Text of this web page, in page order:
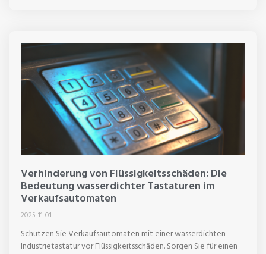
Verhinderung von Flüssigkeitsschäden: Die
Bedeutung wasserdichter Tastaturen im
Verkaufsautomaten
2025-11-01
Schützen Sie Verkaufsautomaten mit einer wasserdichten
Industrietastatur vor Flüssigkeitsschäden. Sorgen Sie für einen